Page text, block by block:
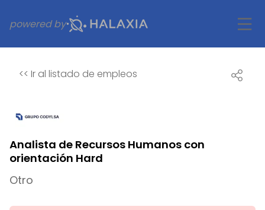
powered by
<< Ir al listado de empleos
Analista de Recursos Humanos con
orientación Hard
Otro